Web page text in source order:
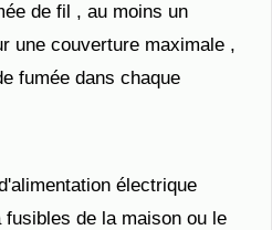
de fil , au moins un
une couverture maximale ,
fumée dans chaque
électrique
de la maison ou le